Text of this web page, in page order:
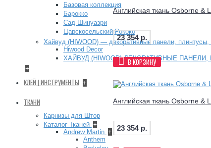
Базовая коллекция
Барокко
Сад Шинуазри
Царскосельский Рококо
Хайвуд (HIWOOD) — декоративные панели, плинтусы,
Hiwood Decor
ХАЙВУД (HIWOOD) ДЕКОРАТИВНЫЕ
+
КЛЕЙ | ИНСТРУМЕНТЫ +
ТКАНИ
Карнизы для Штор
Каталог Тканей +
Andrew Martin +
Anthem
Английская ткань Osborne &
23 354 р.
В КОРЗИНУ
Английская ткань Osborne &
23 354 р.